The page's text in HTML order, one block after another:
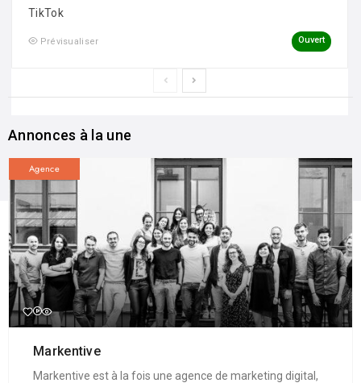
TikTok
Prévisualiser Ouvert
Annonces à la une
Agence
Markentive
Markentive est à la fois une agence de marketing digital,